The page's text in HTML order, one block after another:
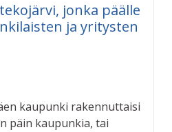
jonka päälle
ja yritysten
kaupunki rakennuttaisi
päin kaupunkia, tai